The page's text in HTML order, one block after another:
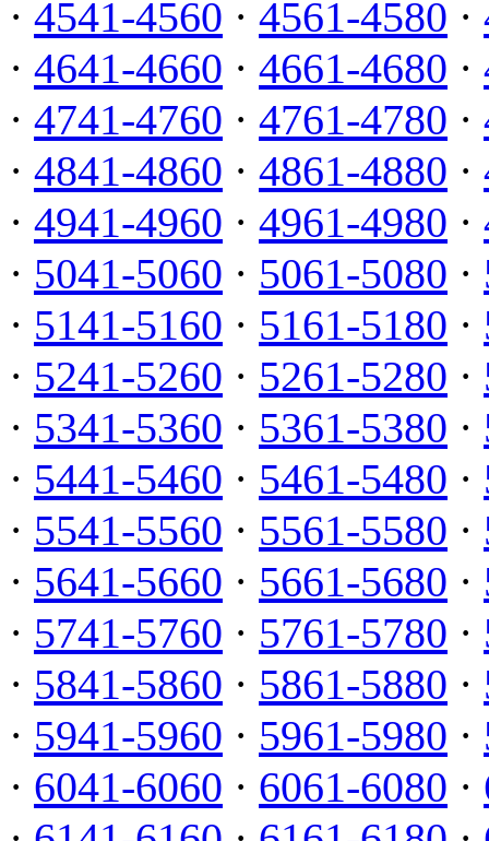
· 4541-4560 · 4561-4580 ·
· 4641-4660 · 4661-4680 ·
· 4741-4760 · 4761-4780 ·
· 4841-4860 · 4861-4880 ·
· 4941-4960 · 4961-4980 ·
· 5041-5060 · 5061-5080 ·
· 5141-5160 · 5161-5180 ·
· 5241-5260 · 5261-5280 ·
· 5341-5360 · 5361-5380 ·
· 5441-5460 · 5461-5480 ·
· 5541-5560 · 5561-5580 ·
· 5641-5660 · 5661-5680 ·
· 5741-5760 · 5761-5780 ·
· 5841-5860 · 5861-5880 ·
· 5941-5960 · 5961-5980 ·
· 6041-6060 · 6061-6080 ·